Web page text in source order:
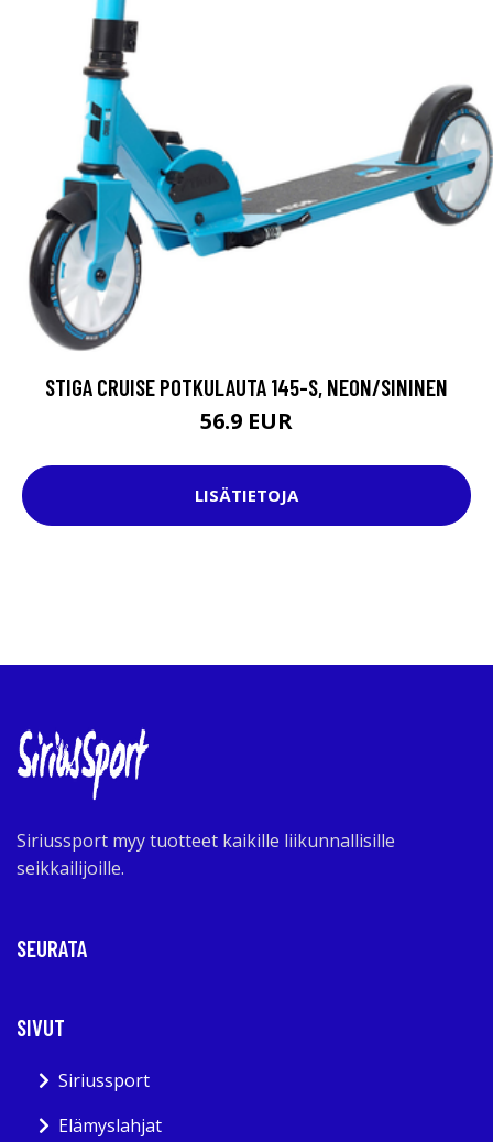
STIGA CRUISE POTKULAUTA 145-S, NEON/SININEN
56.9 EUR
LISÄTIETOJA
Siriussport myy tuotteet kaikille liikunnallisille
seikkailijoille.
SEURATA
SIVUT
Siriussport
Elämyslahjat